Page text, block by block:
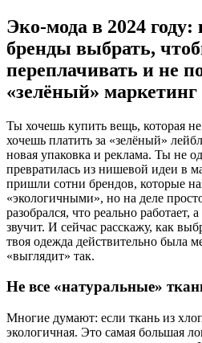
Эко-мода в 2024
бренды выбрать,
переплачивать и не
«зелёный» маркетинг
Ты хочешь купить вещь, которая
хочешь платить за «зелёный»
новая упаковка и реклама. Ты не
превратилась из нишевой идеи в
пришли сотни брендов, которые
«экологичными», но на деле
разобрался, что реально работает,
звучит. И сейчас расскажу, как
твоя одежда действительно была
«выглядит» так.
Не все «натуральные»
Многие думают: если ткань из
экологичная. Это самая большая